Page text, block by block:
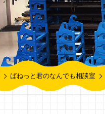
ばねっと君のなんでも相談室